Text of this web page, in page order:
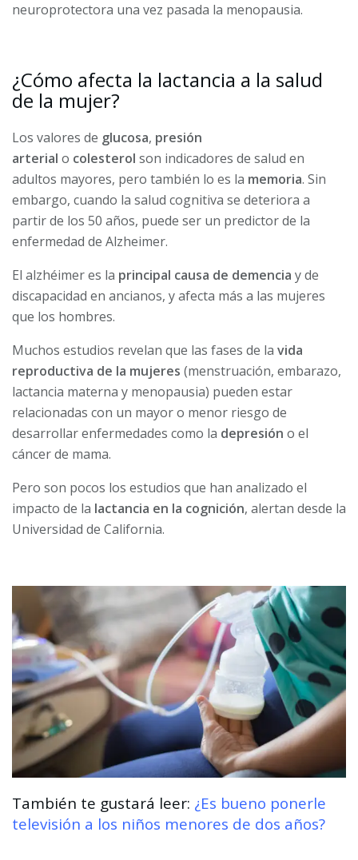
neuroprotectora una vez pasada la menopausia.
¿Cómo afecta la lactancia a la salud
de la mujer?
Los valores de glucosa, presión
arterial o colesterol son indicadores de salud en
adultos mayores, pero también lo es la memoria. Sin
embargo, cuando la salud cognitiva se deteriora a
partir de los 50 años, puede ser un predictor de la
enfermedad de Alzheimer.
El alzhéimer es la principal causa de demencia y de
discapacidad en ancianos, y afecta más a las mujeres
que los hombres.
Muchos estudios revelan que las fases de la vida
reproductiva de la mujeres (menstruación, embarazo,
lactancia materna y menopausia) pueden estar
relacionadas con un mayor o menor riesgo de
desarrollar enfermedades como la depresión o el
cáncer de mama.
Pero son pocos los estudios que han analizado el
impacto de la lactancia en la cognición, alertan desde la
Universidad de California.
También te gustará leer: ¿Es bueno ponerle
televisión a los niños menores de dos años?